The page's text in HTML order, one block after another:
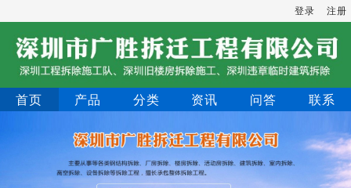
登录 注册
首页 产品 分类 资讯 问答 联系